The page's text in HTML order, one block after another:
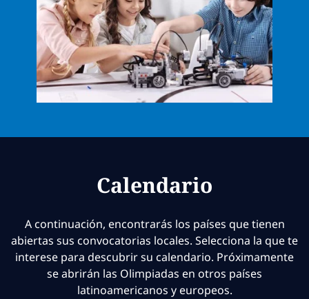
Calendario
A continuación, encontrarás los países que tienen
abiertas sus convocatorias locales. Selecciona la que te
interese para descubrir su calendario. Próximamente
se abrirán las Olimpiadas en otros países
latinoamericanos y europeos.